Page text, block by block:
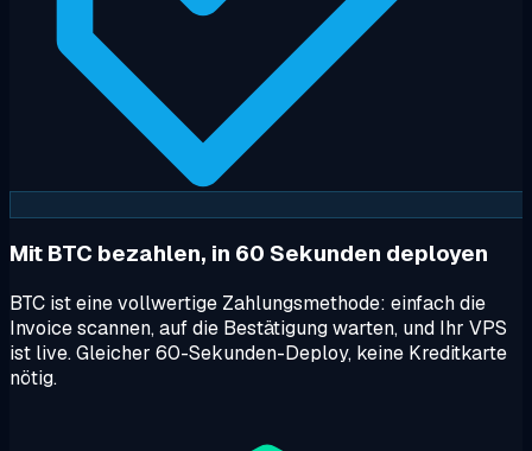
Mit BTC bezahlen, in 60 Sekunden deployen
BTC ist eine vollwertige Zahlungsmethode: einfach die
Invoice scannen, auf die Bestätigung warten, und Ihr VPS
ist live. Gleicher 60-Sekunden-Deploy, keine Kreditkarte
nötig.